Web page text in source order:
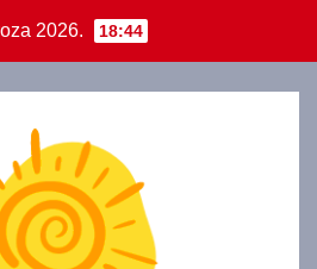
2026. 18:44